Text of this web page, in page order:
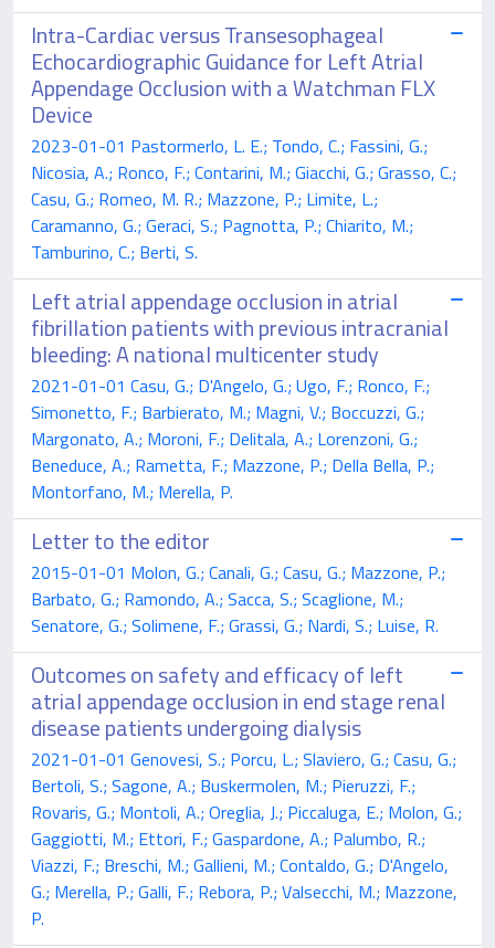
Intra-Cardiac versus Transesophageal
Echocardiographic Guidance for Left Atrial
Appendage Occlusion with a Watchman FLX
Device
2023-01-01 Pastormerlo, L. E.; Tondo, C.; Fassini, G.;
Nicosia, A.; Ronco, F.; Contarini, M.; Giacchi, G.; Grasso, C.;
Casu, G.; Romeo, M. R.; Mazzone, P.; Limite, L.;
Caramanno, G.; Geraci, S.; Pagnotta, P.; Chiarito, M.;
Tamburino, C.; Berti, S.
Left atrial appendage occlusion in atrial
fibrillation patients with previous intracranial
bleeding: A national multicenter study
2021-01-01 Casu, G.; D'Angelo, G.; Ugo, F.; Ronco, F.;
Simonetto, F.; Barbierato, M.; Magni, V.; Boccuzzi, G.;
Margonato, A.; Moroni, F.; Delitala, A.; Lorenzoni, G.;
Beneduce, A.; Rametta, F.; Mazzone, P.; Della Bella, P.;
Montorfano, M.; Merella, P.
Letter to the editor
2015-01-01 Molon, G.; Canali, G.; Casu, G.; Mazzone, P.;
Barbato, G.; Ramondo, A.; Sacca, S.; Scaglione, M.;
Senatore, G.; Solimene, F.; Grassi, G.; Nardi, S.; Luise, R.
Outcomes on safety and efficacy of left
atrial appendage occlusion in end stage renal
disease patients undergoing dialysis
2021-01-01 Genovesi, S.; Porcu, L.; Slaviero, G.; Casu, G.;
Bertoli, S.; Sagone, A.; Buskermolen, M.; Pieruzzi, F.;
Rovaris, G.; Montoli, A.; Oreglia, J.; Piccaluga, E.; Molon, G.;
Gaggiotti, M.; Ettori, F.; Gaspardone, A.; Palumbo, R.;
Viazzi, F.; Breschi, M.; Gallieni, M.; Contaldo, G.; D'Angelo,
G.; Merella, P.; Galli, F.; Rebora, P.; Valsecchi, M.; Mazzone,
P.